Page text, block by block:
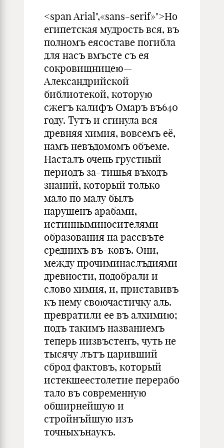
<span Arial",«sans-serif»">Но
египетская мудрость вся, въ
полномъ еясоставе погибла
для насъ вмъсте съ ея
сокровищницею—
Александрийской
библиотекой, которую
сжегъ калифъ Омаръ въ640
году. Тутъ и сгинула вся
древняя химия, вовсемъ её,
намъ невъдомомъ объеме.
Насталъ очень грустный
периодъ за-тишья въходъ
знаний, который толь­ко
мало по малу былъ
нарушенъ арабами,
истинныминосителями
образования на рассвъте
среднихъ въ-ковъ. Они,
между прочиминаслъдиями
древности, подобрали и
слово химия, и, приставивъ
къ нему своючастичку аль.
превратили ее въ алхимию;
подъ такимъ названиемъ
те­перь иизвъстенъ, чуть не
тысячу лътъ царивший
сброд фактовъ, который
истекшеестолетие перерабо
тало въ современную
обширнейшую и
стройнъйшую изъ
точныхънаукъ.